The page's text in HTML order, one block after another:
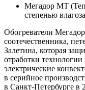
Мегадор MТ
степенью
Обогреватели
соотечественника,
Залетина, которая
отработки
электрические
в серийное
в Санкт-Петербурге в